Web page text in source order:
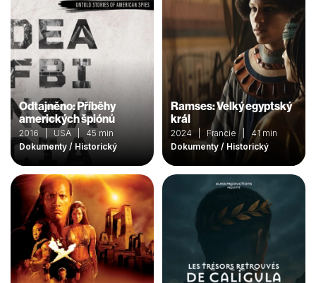
Odtajněno: Příběhy
amerických špiónů
2016 | USA | 45 min
Dokumenty / Historický
Ramses: Velký egyptský
král
2024 | Francie | 41 min
Dokumenty / Historický